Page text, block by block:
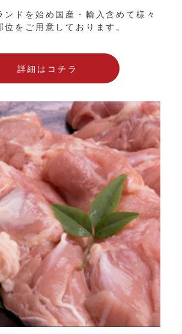
ンドを始め国産・輸入含めて様々
位をご用意しております。
詳細はコチラ